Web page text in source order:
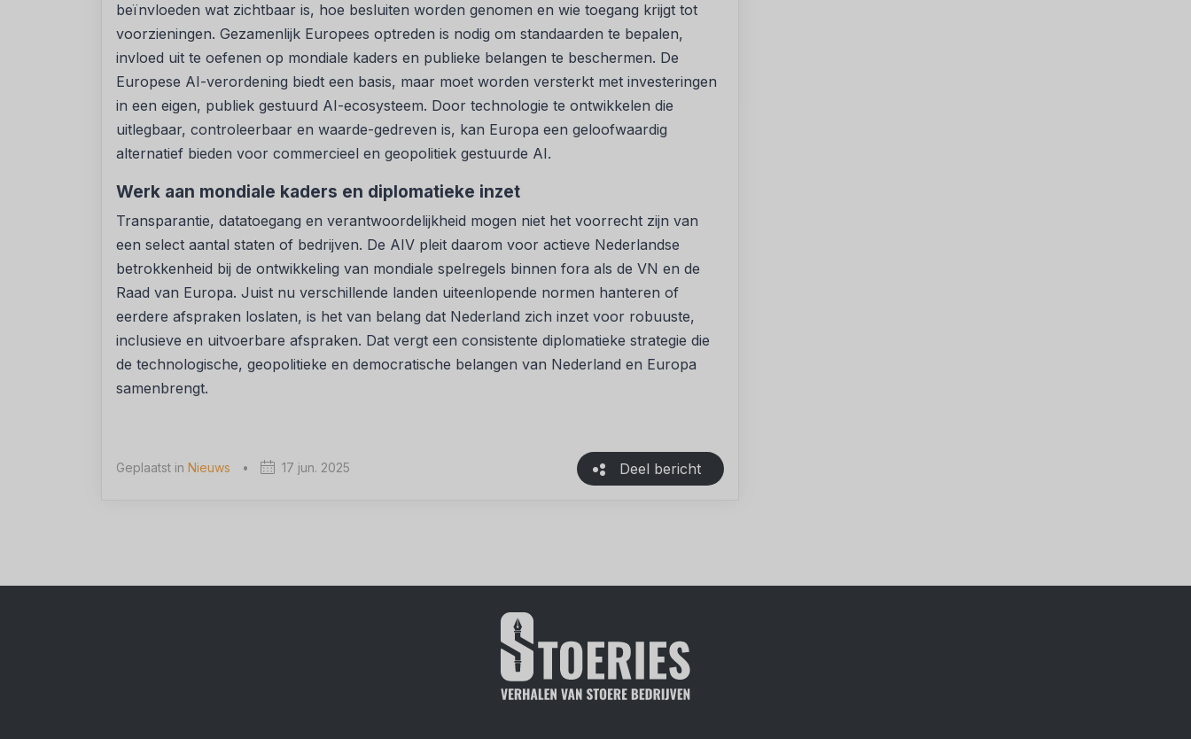
beïnvloeden wat zichtbaar is, hoe besluiten worden genomen en wie toegang krijgt tot
voorzieningen. Gezamenlijk Europees optreden is nodig om standaarden te bepalen,
invloed uit te oefenen op mondiale kaders en publieke belangen te beschermen. De
Europese AI-verordening biedt een basis, maar moet worden versterkt met investeringen
in een eigen, publiek gestuurd AI-ecosysteem. Door technologie te ontwikkelen die
uitlegbaar, controleerbaar en waarde-gedreven is, kan Europa een geloofwaardig
alternatief bieden voor commercieel en geopolitiek gestuurde AI.
Werk aan mondiale kaders en diplomatieke inzet
Transparantie, datatoegang en verantwoordelijkheid mogen niet het voorrecht zijn van
een select aantal staten of bedrijven. De AIV pleit daarom voor actieve Nederlandse
betrokkenheid bij de ontwikkeling van mondiale spelregels binnen fora als de VN en de
Raad van Europa. Juist nu verschillende landen uiteenlopende normen hanteren of
eerdere afspraken loslaten, is het van belang dat Nederland zich inzet voor robuuste,
inclusieve en uitvoerbare afspraken. Dat vergt een consistente diplomatieke strategie die
de technologische, geopolitieke en democratische belangen van Nederland en Europa
samenbrengt.
Geplaatst in Nieuws • 17 jun. 2025 Deel bericht